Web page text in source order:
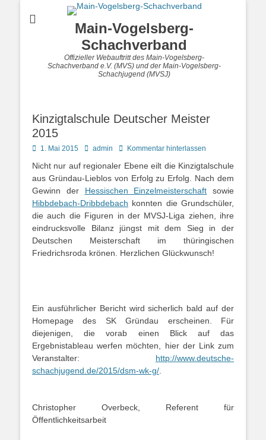
Main-Vogelsberg-
Schachverband
Offizieller Webauftritt des Main-Vogelsberg-
Schachverband e.V. (MVS) und der Main-Vogelsberg-
Schachjugend (MVSJ)
Kinzigtalschule Deutscher Meister
2015
Posted
1. Mai 2015 Autoradmin Kommentar hinterlassen
Nicht nur auf regionaler Ebene eilt die Kinzigtalschule
aus Gründau-Lieblos von Erfolg zu Erfolg. Nach dem
Gewinn der Hessischen Einzelmeisterschaft sowie
Hibbdebach-Dribbdebach konnten die Grundschüler,
die auch die Figuren in der MVSJ-Liga ziehen, ihre
eindrucksvolle Bilanz jüngst mit dem Sieg in der
Deutschen Meisterschaft im thüringischen
Friedrichsroda krönen. Herzlichen Glückwunsch!
Ein ausführlicher Bericht wird sicherlich bald auf der
Homepage des SK Gründau erscheinen. Für
diejenigen, die vorab einen Blick auf das
Ergebnistableau werfen möchten, hier der Link zum
Veranstalter: http://www.deutsche-
schachjugend.de/2015/dsm-wk-g/
Christopher Overbeck, Referent für
Öffentlichkeitsarbeit